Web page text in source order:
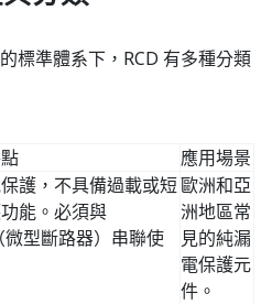
標準體系下，RCD 有多種分類
應用場景
護，不具備過載或短
能。必須與
微型斷路器）串聯使
歐洲和亞
洲地區常
見的純漏
電保護元
件。